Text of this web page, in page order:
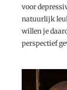
voor
natuurlijk
willen je
perspectief